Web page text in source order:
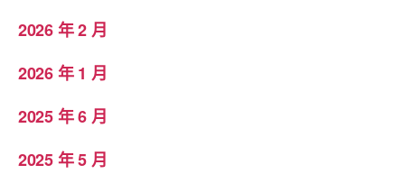
2026 年 2 月
2026 年 1 月
2025 年 6 月
2025 年 5 月